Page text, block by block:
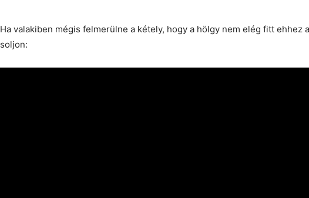
valakiben mégis felmerülne a kétely, hogy a hölgy nem elég fitt ehhez a